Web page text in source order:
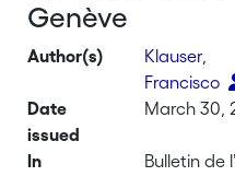
Genève
Author(s)
Klauser,
Francisco
Date
issued
March 30,
In
Bulletin de